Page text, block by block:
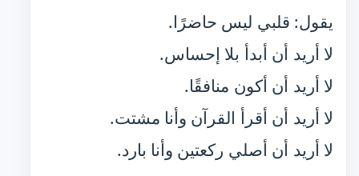
يقول: قلبي ليس حاضرًا.
لا أريد أن أبدأ بلا إحساس.
لا أريد أن أكون منافقًا.
لا أريد أن أقرأ القرآن وأنا مشتت.
لا أريد أن أصلي ركعتين وأنا بارد.